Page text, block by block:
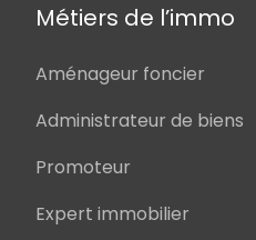
Métiers de l’immo
Aménageur foncier
Administrateur de biens
Promoteur
Expert immobilier